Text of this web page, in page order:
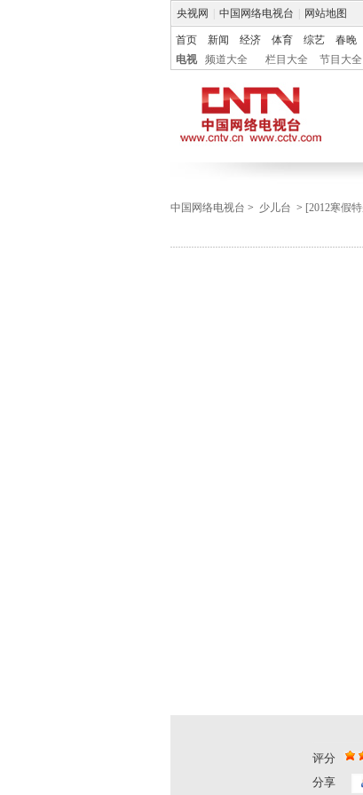
央视网 中国网络电视台 网站地图
首页 新闻 经济 体育 综艺 春晚
电视
频道大全 栏目大全 节目大全
中国网络电视台 > 少儿台 > [2012寒假
评分
分享
大草